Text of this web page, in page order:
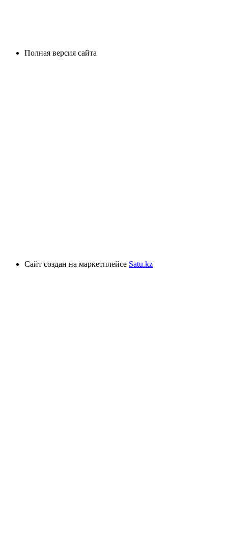
Полная версия сайта
Сайт создан на маркетплейсе Satu.kz